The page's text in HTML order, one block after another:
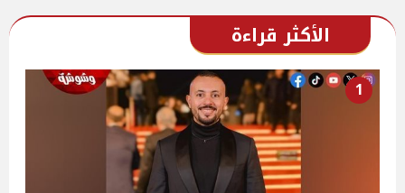
الأكثر قراءة
1